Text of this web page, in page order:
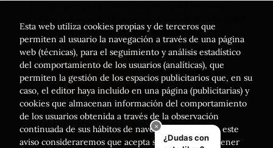
Cómic y de la Lectura
Esta web utiliza cookies propias y de terceros que
permiten al usuario la navegación a través de una página
web (técnicas), para el seguimiento y análisis estadístico
del comportamiento de los usuarios (analíticas), que
permiten la gestión de los espacios publicitarios que, en su
caso, el editor haya incluido en una página (publicitarias) y
cookies que almacenan información del comportamiento
de los usuarios obtenida a través de la observación
continuada de sus hábitos de navegación. Si acepta este
aviso consideraremos que acepta su uso. Puede obtener